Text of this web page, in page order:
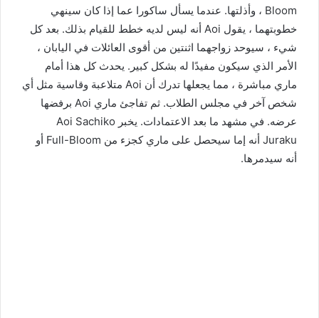
Bloom ، وأذلتها. عندما يسأل ساكورا عما إذا كان سينهي
خطوبتهما ، يقول Aoi أنه ليس لديه خطط للقيام بذلك. بعد كل
شيء ، سيوحد زواجهما اثنتين من أقوى العائلات في اليابان ،
الأمر الذي سيكون مفيدًا له بشكل كبير. يحدث كل هذا أمام
ماري مباشرة ، مما يجعلها تدرك أن Aoi متلاعبة وقاسية مثل أي
شخص آخر في مجلس الطلاب. ثم تفاجئ ماري Aoi برفضها
عرضه. في مشهد ما بعد الاعتمادات. يخبر Aoi Sachiko
Juraku أنه إما سيحصل على ماري كجزء من Full-Bloom أو
أنه سيدمرها.